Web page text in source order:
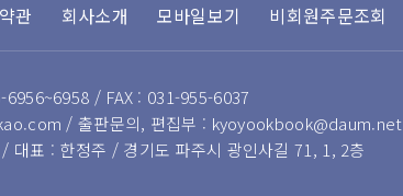
관 회사소개 모바일보기 비회원주문조회
/ FAX : 031-955-6037
/ 출판문의, 편집부 : kyoyookbook@daum.net
대표 : 한정주 / 경기도 파주시 광인사길 71, 1, 2층